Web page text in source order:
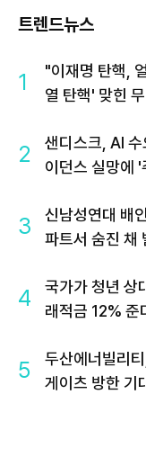
트렌드뉴스
1
"이재명 탄핵,
열 탄핵' 맞힌
2
샌디스크, AI
이던스 실망에
3
신남성연대 배
파트서 숨진 채
4
국가가 청년 상
래적금 12% 준
5
두산에너빌리
게이츠 방한 기